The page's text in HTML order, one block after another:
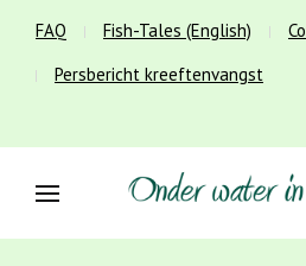
FAQ Fish-Tales (English)
Persbericht kreeftenvangst